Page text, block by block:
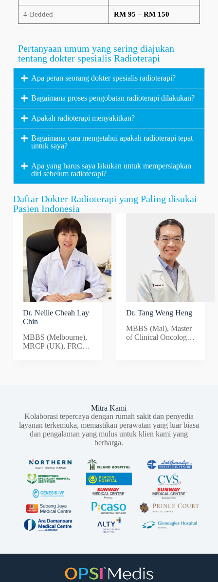
4-Bedded RM 95 – RM 150
Pertanyaan umum yang sering diajukan
tentang dokter spesialis Radioterapi
Apa peran seorang dokter spesialis radioterapi?
Bagaimana proses pengobatan radioterapi dilakukan?
Apakah radioterapi menyakitkan?
Bagaimana cara mengetahui apakah radioterapi tepat
untuk saya?
Apa yang harus saya lakukan untuk mempersiapkan
diri sebelum radioterapi?
Daftar Dokter Radioterapi yang Paling disukai
Pasien Indonesia
Dr. Nellie Cheah Lay
Chin
MBBS (Melbourne),
MRCP (UK), FRCR
Dr. Tang Weng Heng
MBBS (Mal), Master
of Clinical Oncology
Mitra Kami
Kolaborasi tepercaya dengan rumah sakit dan penyedia
layanan terkemuka, memastikan perawatan yang luar biasa
dan pengalaman yang mulus untuk klien kami yang
berharga.